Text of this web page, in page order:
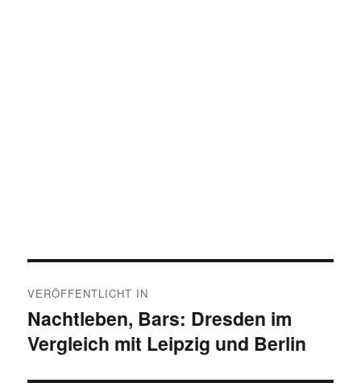
VERÖFFENTLICHT IN
Nachtleben, Bars: Dresden im
Vergleich mit Leipzig und Berlin